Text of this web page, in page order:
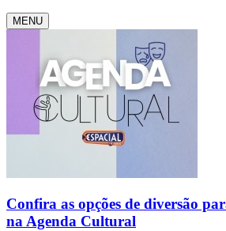
MENU
Confira as opções de diversão
na Agenda Cultural